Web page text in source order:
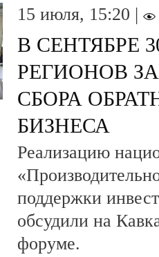
15 июля, 15:20 |
В СЕНТЯБРЕ
РЕГИОНОВ
СБОРА
БИЗНЕСА
Реализацию
поддержки
обсудили на
форуме.